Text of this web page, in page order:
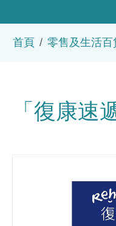
首頁 零售及生活百
「復康速